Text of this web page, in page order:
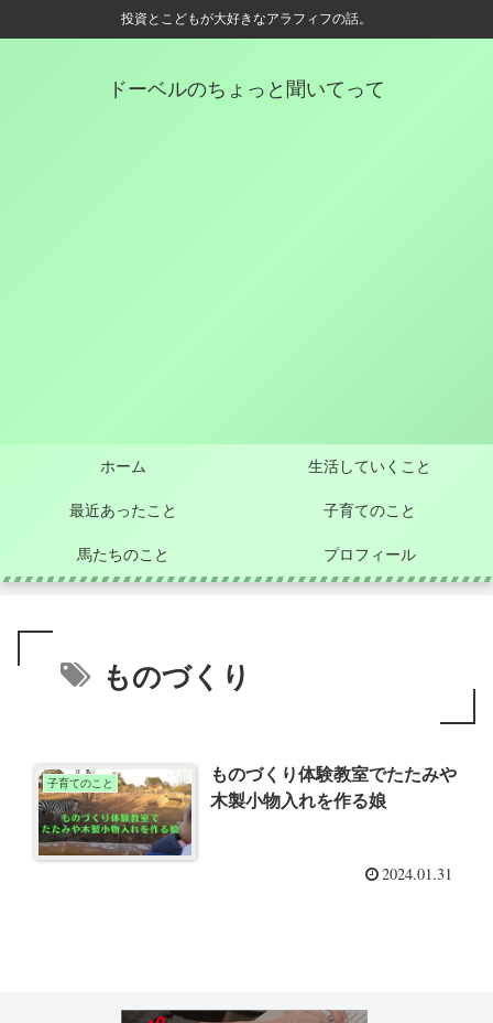
投資とこどもが大好きなアラフィフの話。
ドーベルのちょっと聞いてって
ホーム 生活していくこと
最近あったこと 子育てのこと
馬たちのこと プロフィール
ものづくり
子育てのこと
ものづくり体験教室でたたみや
木製小物入れを作る娘
2024.01.31